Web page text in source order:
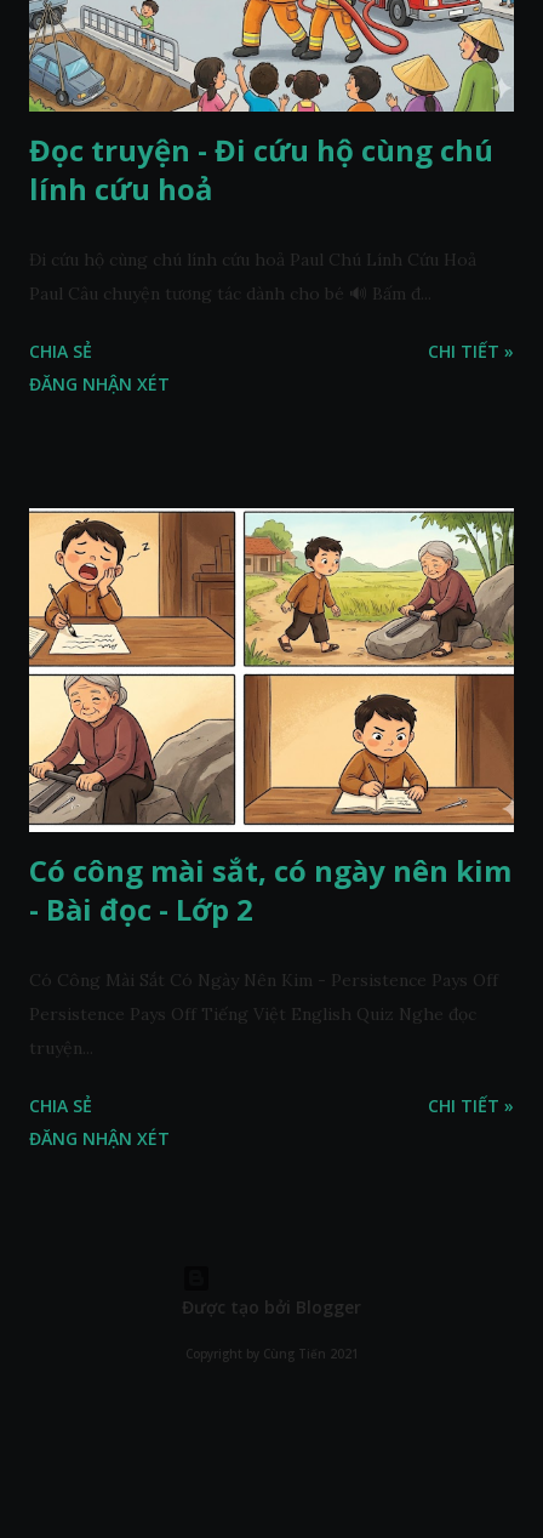
Đọc truyện - Đi cứu hộ cùng chú
lính cứu hoả
Đi cứu hộ cùng chú lính cứu hoả Paul Chú Lính Cứu Hoả
Paul Câu chuyện tương tác dành cho bé 🔊 Bấm đ...
CHIA SẺ
ĐĂNG NHẬN XÉT
CHI TIẾT »
Có công mài sắt, có ngày nên kim
- Bài đọc - Lớp 2
Có Công Mài Sắt Có Ngày Nên Kim - Persistence Pays Off
Persistence Pays Off Tiếng Việt English Quiz Nghe đọc
truyện...
CHIA SẺ
ĐĂNG NHẬN XÉT
CHI TIẾT »
Được tạo bởi Blogger
Copyright by Cùng Tiến 2021